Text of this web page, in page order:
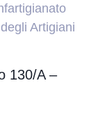
Artigiani
130/A –